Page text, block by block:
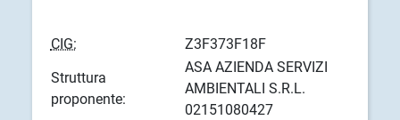
CIG:
Z3F373F18F
Struttura
proponente:
ASA AZIENDA SERVIZI
AMBIENTALI S.R.L.
02151080427